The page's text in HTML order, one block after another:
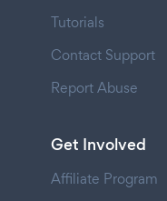
Tutorials
Contact Support
Report Abuse
Get Involved
Affiliate Program